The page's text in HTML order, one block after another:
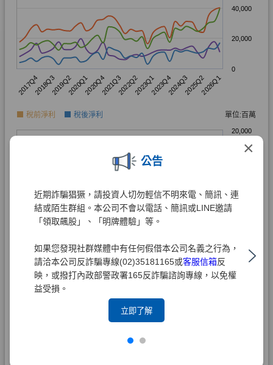
×
公告
近期詐騙猖獗，請投資人切勿輕信不明來電、簡訊、連
結或陌生群組。本公司不會以電話、簡訊或LINE邀請
「領取飆股」、「明牌體驗」等。
如果您發現社群媒體中有任何假借本公司名義之行為，
請洽本公司反詐騙專線(02)35181165或客服信箱反
映，或撥打內政部警政署165反詐騙諮詢專線，以免權
益受損。
立即了解